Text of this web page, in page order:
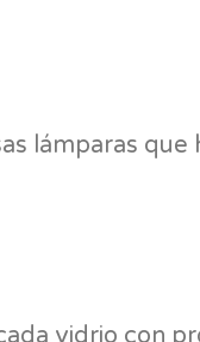
lámparas que
vidrio con